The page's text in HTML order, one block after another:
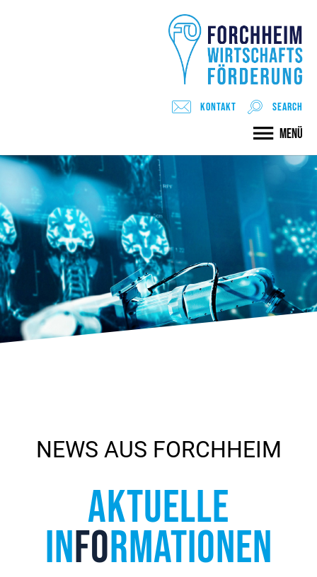
Kontakt search
Menü
NEWS AUS FORCHHEIM
AKTUELLE
INFORMATIONEN